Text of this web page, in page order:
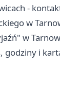
-
w
w
godziny i